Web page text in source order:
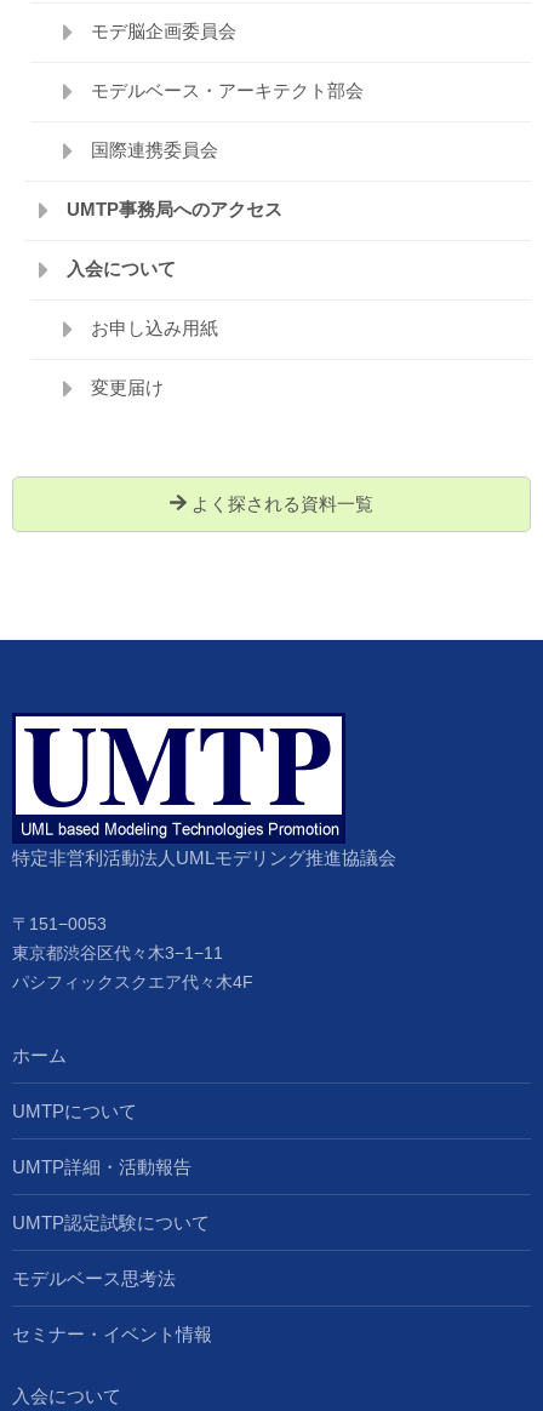
モデ脳企画委員会
モデルベース・アーキテクト部会
国際連携委員会
UMTP事務局へのアクセス
入会について
お申し込み用紙
変更届け
よく探される資料一覧
特定非営利活動法人UMLモデリング推進協議会
〒151−0053
東京都渋谷区代々木3−1−11
パシフィックスクエア代々木4F
ホーム
UMTPについて
UMTP詳細・活動報告
UMTP認定試験について
モデルベース思考法
セミナー・イベント情報
入会について